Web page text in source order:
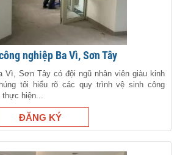
công nghiệp Ba Vì, Sơn Tây
Vì, Sơn Tây có đội ngũ nhân viên giàu kinh
tôi hiểu rõ các quy trình vệ sinh công
thực hiện...